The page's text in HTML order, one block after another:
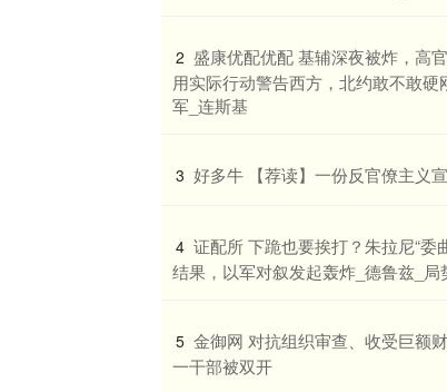
2 盛康优配优配 基辅深夜被炸，高
用实际行动警告西方，北约敢不敢硬
军_连斯基
3 好多牛 【荐读】一份反官僚主义
4 证配所 下跪也要挨打？朱拉尼“委
结果，以军对叙发起轰炸_德鲁兹_局
5 金御网 对抗组织审查、收受巨额
一干部被双开